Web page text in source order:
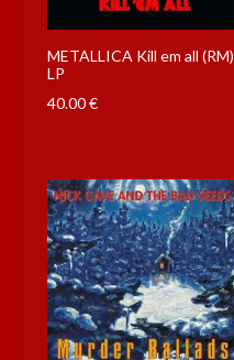
METALLICA Kill em all (RM)
LP
40.00€